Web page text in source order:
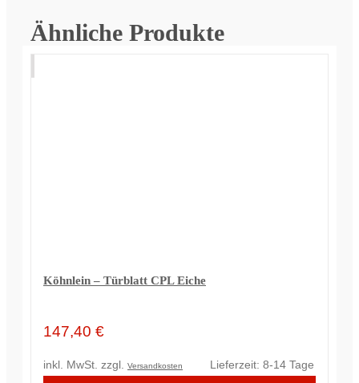
Ähnliche Produkte
Köhnlein – Türblatt CPL Eiche
147,40 €
inkl. MwSt. zzgl. Versandkosten Lieferzeit: 8-14 Tage